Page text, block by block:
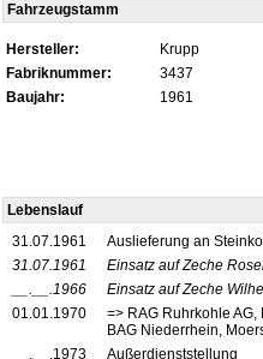
Fahrzeugstamm
Hersteller: Krupp
Fabriknummer:
3437
Baujahr:
1961
Lebenslauf
31.07.1961
Auslieferung an
31.07.1961
Einsatz auf Zeche
__.__.1966
Einsatz auf Zeche
01.01.1970
=> RAG Ruhrkohle AG,
BAG Niederrhein,
__.__.1973
Außerdienststellung